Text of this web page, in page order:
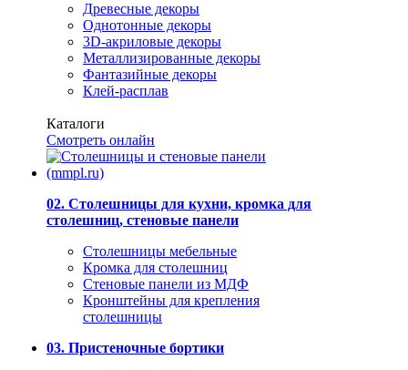
Древесные декоры
Однотонные декоры
3D-акриловые декоры
Металлизированные декоры
Фантазийные декоры
Клей-расплав
Каталоги
Смотреть онлайн
02. Столешницы для кухни, кромка для
столешниц, стеновые панели
Столешницы мебельные
Кромка для столешниц
Стеновые панели из МДФ
Кронштейны для крепления
столешницы
03. Пристеночные бортики